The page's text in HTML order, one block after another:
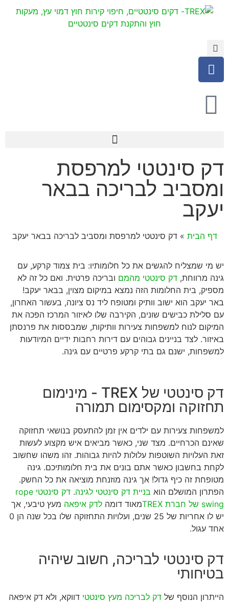
דק סינטטי למרפסת
ומסביב לבריכה בבאר
יעקב
דף הבית »דק סינטטי למרפסת ומסביב לבריכה בבאר יעקב
יש מי שמצליח להגשים את כל חלומותיו: בית צמוד קרקע, עם
גינה מרווחת, דק סינטטי מהמם ובריכה פרטית. ואם כל זה לא
מספיק, בית החלומות הזה נמצא במיקום מצוין, בבאר יעקב!
באר יעקב הוא ישוב וותיק ומטופח ליד נס ציונה, בעשור האחרון,
עם סלילת כבישים שונים, הקירבה שלו לאיזור המרכז הפכה את
המיקום לנוח למשפחות צעירות וותיקות, שמבססות את פרנסתן
באיזור. לצד בניינים גבוהים עם דירות רחבות ידיים המיודעות
למשפחות, ישנם גם בתי קרקע פרטיים עם גינה.
דק סינטטי של TREX - מינימום
תחזוקה ומקסימום תמורה
למשפחות צעירות עם ילדים אין זמן להתעסק בנושאי תחזוקה
שאינם הכרחיים. מצד שני, כאשר מביאים איש מקצוע לעשות
זאת העלויות השוטפות עלולות להיות גבוהות. זהו משהו שחשוב
לקחת בחשבון כאשר אתם בונים את בית חלומותיכם. גינה
מטופחת זה כיף גדול! אך גינה מוזנחת מוציאה את כל החשק.
הפתרון המושלם הוא בניית דק סינטטי לגינה.
דק סינטטי rope
swing של חברת TREX
מאוד דומה לדק איפאה מעץ טיבעי, אך
יש לו אחריות של 25 שנים, ועלויות התחזוקה שלו בכל שנה הן 0
אחד עגול.
דק סינטטי לבריכה, חשוב שיהיה
בטיחותי
הייתרון הנוסף של דק לבריכה מעץ סינטטי דווקא, ולא דק איפאה